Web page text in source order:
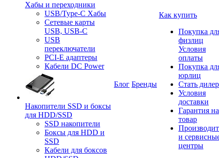
Хабы и переходники
USB/Type-C Хабы
Сетевые карты
USB, USB-C
USB
переключатели
PCI-E адаптеры
Кабели DC Power
Накопители SSD и боксы
для HDD/SSD
SSD накопители
Боксы для HDD и
SSD
Кабели для боксов
Блог Бренды
Как купить
Покупка
физлиц
Условия
оплаты
Покупка
юрлиц
Стать
Условия
доставки
Гарантия на
товар
и
центры